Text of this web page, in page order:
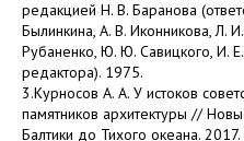
редакцией Н. В. Баранова
Былинкина, А. В. Иконникова, Л.
Рубаненко, Ю. Ю. Савицкого, И.
редактора). 1975.
3.Курносов А. А. У истоков
памятников архитектуры //
Балтики до Тихого океана.